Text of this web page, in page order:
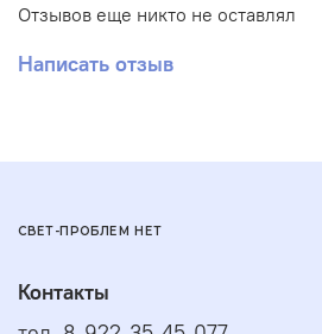
Отзывов еще никто не оставлял
Написать отзыв
СВЕТ-ПРОБЛЕМ НЕТ
Контакты